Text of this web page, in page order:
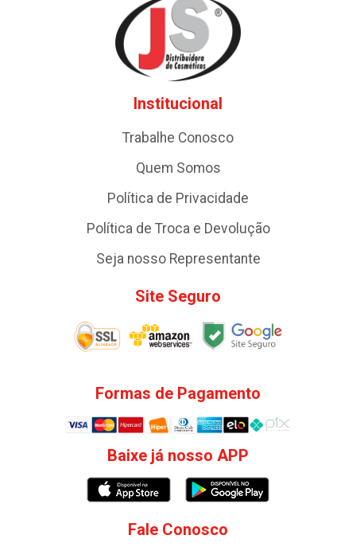
Institucional
Trabalhe Conosco
Quem Somos
Política de Privacidade
Política de Troca e Devolução
Seja nosso Representante
Site Seguro
Formas de Pagamento
Baixe já nosso APP
Fale Conosco